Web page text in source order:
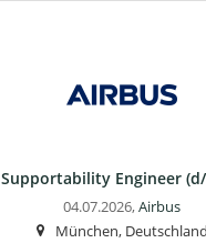
Supportability Engineer
04.07.2026,Airbus
München, Deutschland